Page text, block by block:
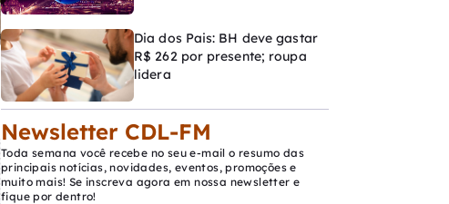
Dia dos Pais: BH deve gastar
R$ 262 por presente; roupa
lidera
Newsletter CDL-FM
Toda semana você recebe no seu e-mail o resumo das
principais notícias, novidades, eventos, promoções e
muito mais! Se inscreva agora em nossa newsletter e
fique por dentro!